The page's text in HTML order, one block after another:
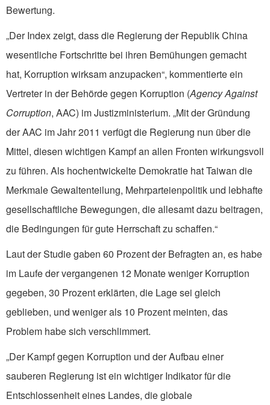
Bewertung.
„Der Index zeigt, dass die Regierung der Republik China
wesentliche Fortschritte bei ihren Bemühungen gemacht
hat, Korruption wirksam anzupacken“, kommentierte ein
Vertreter in der Behörde gegen Korruption (Agency Against
Corruption, AAC) im Justizministerium. „Mit der Gründung
der AAC im Jahr 2011 verfügt die Regierung nun über die
Mittel, diesen wichtigen Kampf an allen Fronten wirkungsvoll
zu führen. Als hochentwickelte Demokratie hat Taiwan die
Merkmale Gewaltenteilung, Mehrparteienpolitik und lebhafte
gesellschaftliche Bewegungen, die allesamt dazu beitragen,
die Bedingungen für gute Herrschaft zu schaffen.“
Laut der Studie gaben 60 Prozent der Befragten an, es habe
im Laufe der vergangenen 12 Monate weniger Korruption
gegeben, 30 Prozent erklärten, die Lage sei gleich
geblieben, und weniger als 10 Prozent meinten, das
Problem habe sich verschlimmert.
„Der Kampf gegen Korruption und der Aufbau einer
sauberen Regierung ist ein wichtiger Indikator für die
Entschlossenheit eines Landes, die globale